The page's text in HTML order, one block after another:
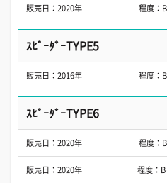
販売日：2020年 程度：B
ｽﾋﾟｰﾀﾞｰTYPE5
販売日：2016年 程度：B
ｽﾋﾟｰﾀﾞｰTYPE6
販売日：2020年 程度：B
販売日：2020年 程度：